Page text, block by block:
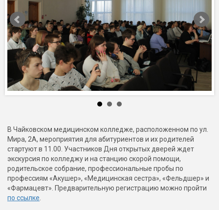
В Чайковском медицинском колледже, расположенном по ул.
Мира, 2А, мероприятия для абитуриентов и их родителей
стартуют в 11.00. Участников Дня открытых дверей ждет
экскурсия по колледжу и на станцию скорой помощи,
родительское собрание, профессиональные пробы по
профессиям «Акушер», «Медицинская сестра», «Фельдшер» и
«Фармацевт». Предварительную регистрацию можно пройти
по ссылке.